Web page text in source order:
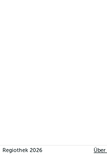
Regiothek2026 Über